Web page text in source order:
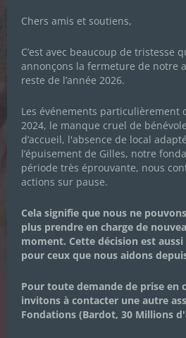
Prénom*
Nom de famille*
Adresse email*
Je souhaite m'inscrire à la
Chachous.
En cochant cette case, j'accepte de
actualités de l'association et
Chers amis et soutiens,
C’est avec beaucoup de tristesse
annonçons la fermeture de notre
reste de l’année 2026.
Les événements particulièrement
2024, le manque cruel de
d’accueil, l'absence de local
l’épuisement de Gilles, notre
période très éprouvante, nous
actions sur pause.
Cela signifie que nous ne
plus prendre en charge de
moment. Cette décision est
pour ceux que nous aidons
Pour toute demande de prise en
invitons à contacter une autre
Fondations (Bardot, 30 Millions